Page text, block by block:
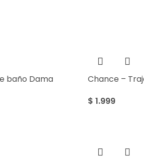
baño Dama
Chance –
$ 1.999